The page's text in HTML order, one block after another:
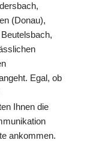
(Donau),
Egal, ob
Ihnen die
ankommen.